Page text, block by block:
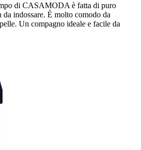
di CASAMODA è fatta di puro
indossare. È molto comodo da
Un compagno ideale e facile da